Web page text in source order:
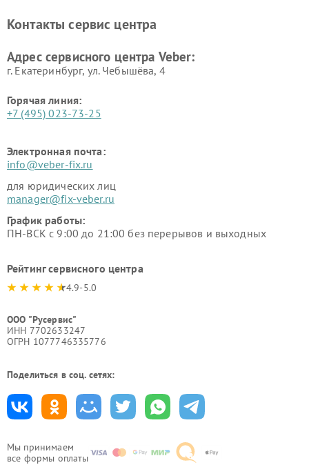
Мы принимаем
все формы оплаты
Контакты сервис центра
Адрес сервисного центра Veber:
г. Екатеринбург, ул. Чебышёва, 4
Горячая линия:
+7 (495) 023-73-25
Электронная почта:
info@veber-fix.ru
для юридических лиц
manager@fix-veber.ru
График работы:
ПН-ВСК с 9:00 до 21:00 без перерывов и выходных
Рейтинг сервисного центра
4.9-5.0
ООО "Русервис"
ИНН 7702633247
ОГРН 1077746335776
Поделиться в соц. сетях: